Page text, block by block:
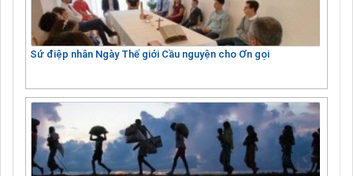
Sứ điệp nhân Ngày Thế giới Cầu nguyện cho Ơn gọi